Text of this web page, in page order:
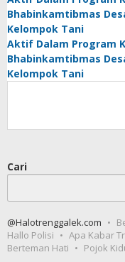
Bhabinkamtibmas
Kelompok Tani
Aktif Dalam Program
Bhabinkamtibmas
Kelompok Tani
Cari
@Halotrenggalek.com
Hallo Polisi
Apa Kabar
Berteman Hati
Pojok